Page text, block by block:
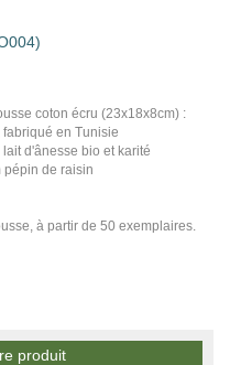
coton écru (23x18x8cm) :
en Tunisie
d'ânesse bio et karité
pépin de raisin
à partir de 50 exemplaires.
produit